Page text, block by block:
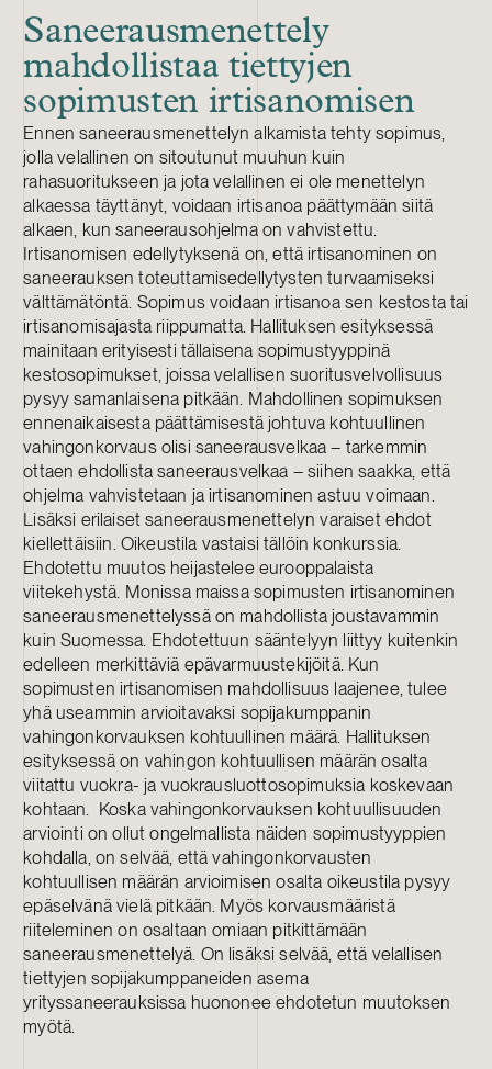
Saneerausmenettely
mahdollistaa tiettyjen
sopimusten irtisanomisen
Ennen saneerausmenettelyn alkamista tehty sopimus,
jolla velallinen on sitoutunut muuhun kuin
rahasuoritukseen ja jota velallinen ei ole menettelyn
alkaessa täyttänyt, voidaan irtisanoa päättymään siitä
alkaen, kun saneerausohjelma on vahvistettu.
Irtisanomisen edellytyksenä on, että irtisanominen on
saneerauksen toteuttamisedellytysten turvaamiseksi
välttämätöntä. Sopimus voidaan irtisanoa sen kestosta tai
irtisanomisajasta riippumatta. Hallituksen esityksessä
mainitaan erityisesti tällaisena sopimustyyppinä
kestosopimukset, joissa velallisen suoritusvelvollisuus
pysyy samanlaisena pitkään. Mahdollinen sopimuksen
ennenaikaisesta päättämisestä johtuva kohtuullinen
vahingonkorvaus olisi saneerausvelkaa – tarkemmin
ottaen ehdollista saneerausvelkaa – siihen saakka, että
ohjelma vahvistetaan ja irtisanominen astuu voimaan.
Lisäksi erilaiset saneerausmenettelyn varaiset ehdot
kiellettäisiin. Oikeustila vastaisi tällöin konkurssia.
Ehdotettu muutos heijastelee eurooppalaista
viitekehystä. Monissa maissa sopimusten irtisanominen
saneerausmenettelyssä on mahdollista joustavammin
kuin Suomessa. Ehdotettuun sääntelyyn liittyy kuitenkin
edelleen merkittäviä epävarmuustekijöitä. Kun
sopimusten irtisanomisen mahdollisuus laajenee, tulee
yhä useammin arvioitavaksi sopijakumppanin
vahingonkorvauksen kohtuullinen määrä. Hallituksen
esityksessä on vahingon kohtuullisen määrän osalta
viitattu vuokra- ja vuokrausluottosopimuksia koskevaan
kohtaan. Koska vahingonkorvauksen kohtuullisuuden
arviointi on ollut ongelmallista näiden sopimustyyppien
kohdalla, on selvää, että vahingonkorvausten
kohtuullisen määrän arvioimisen osalta oikeustila pysyy
epäselvänä vielä pitkään. Myös korvausmääristä
riiteleminen on osaltaan omiaan pitkittämään
saneerausmenettelyä. On lisäksi selvää, että velallisen
tiettyjen sopijakumppaneiden asema
yrityssaneerauksissa huononee ehdotetun muutoksen
myötä.